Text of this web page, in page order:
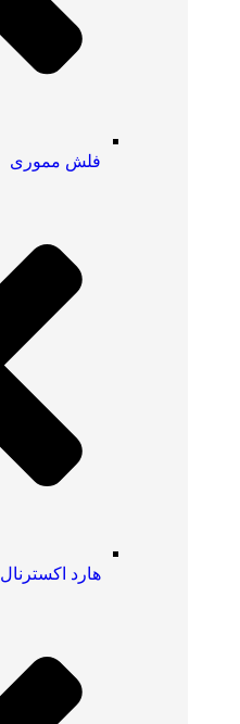
فلش مموری
هارد اکسترنال